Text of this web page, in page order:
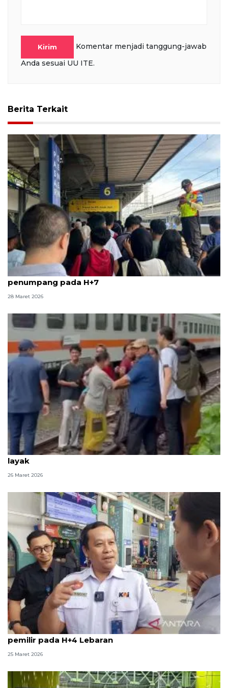
Kirim
Komentar menjadi tanggung-jawab
Anda sesuai UU ITE.
Berita Terkait
Stasiun Pasar Senen masih dipadati puluhan ribu
penumpang pada H+7
28 Maret 2026
Prabowo tinjau bantaran rel Senen, siapkan hunian
layak
26 Maret 2026
KAI DAOP 1 Jakarta kedatangan hampir 53 ribu
pemilir pada H+4 Lebaran
25 Maret 2026